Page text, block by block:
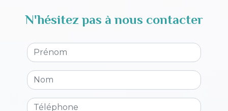
N'hésitez pas à nous contacter